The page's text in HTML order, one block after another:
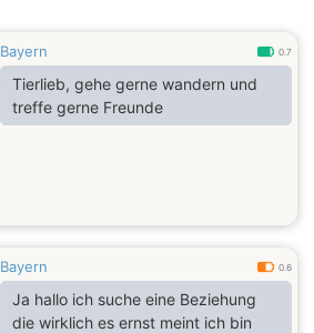
Bayern 0.7
Tierlieb, gehe gerne wandern und
treffe gerne Freunde
Bayern 0.6
Ja hallo ich suche eine Beziehung
die wirklich es ernst meint ich bin